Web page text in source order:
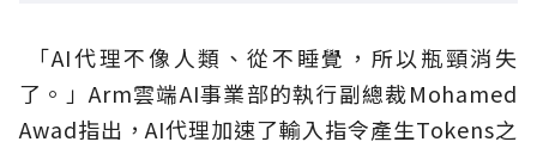
「AI代理不像人類、從不睡覺，所以瓶頸消失
了。」Arm雲端AI事業部的執行副總裁Mohamed
Awad指出，AI代理加速了輸入指令產生Tokens之